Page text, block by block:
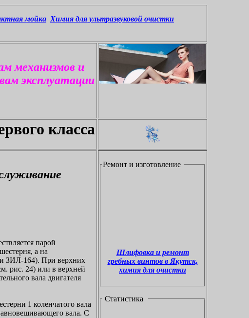
мойка Химия для ультразвуковой очистки
механизмов и
эксплуатации
класса
парой
а на
ЗИЛ-164). При верхних
рис. 24) или в верхней
вала двигателя
1 коленчатого вала
вала. С
Ремонт и изготовление
Шлифовка и ремонт
гребных винтов в Якутск,
химия для очистки
Статистика